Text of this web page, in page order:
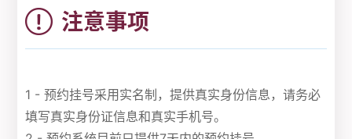
注意事项
1 - 预约挂号采用实名制，提供真实身份信息，请务必
填写真实身份证信息和真实手机号。